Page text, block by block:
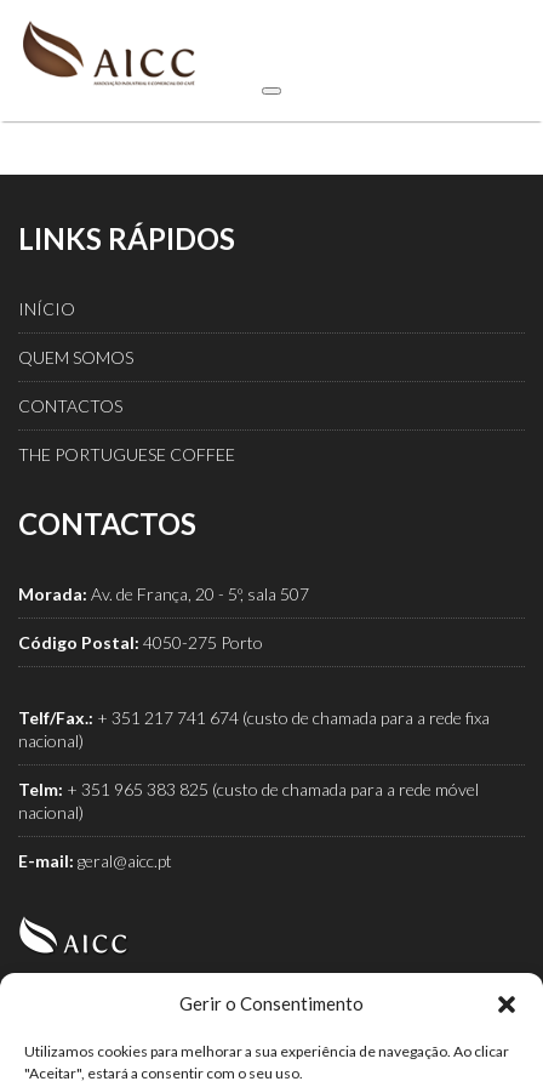
Gerir o Consentimento
Utilizamos cookies para melhorar a sua experiência de navegação. Ao clicar
"Aceitar", estará a consentir com o seu uso.
LINKS RÁPIDOS
INÍCIO
QUEM SOMOS
CONTACTOS
THE PORTUGUESE COFFEE
CONTACTOS
Morada: Av. de França, 20 - 5º, sala 507
Código Postal: 4050-275 Porto
Telf/Fax.: + 351 217 741 674 (custo de chamada para a rede fixa
nacional)
Telm: + 351 965 383 825 (custo de chamada para a rede móvel
nacional)
E-mail: geral@aicc.pt
AICC (Associação Industrial e Comercial do Café) é a
associação dos torrefactores de café.